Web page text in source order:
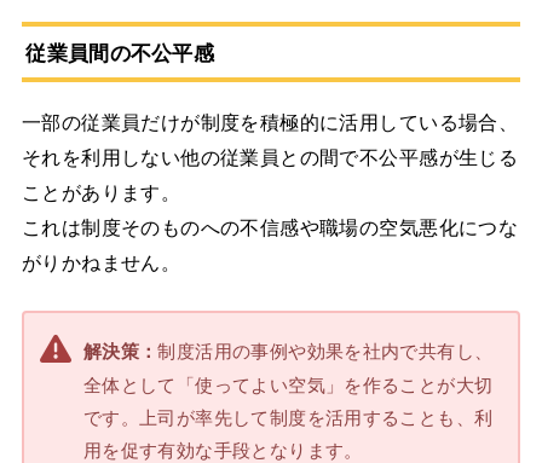
従業員間の不公平感
一部の従業員だけが制度を積極的に活用している場合、
それを利用しない他の従業員との間で不公平感が生じる
ことがあります。
これは制度そのものへの不信感や職場の空気悪化につな
がりかねません。
解決策：制度活用の事例や効果を社内で共有し、
全体として「使ってよい空気」を作ることが大切
です。上司が率先して制度を活用することも、利
用を促す有効な手段となります。